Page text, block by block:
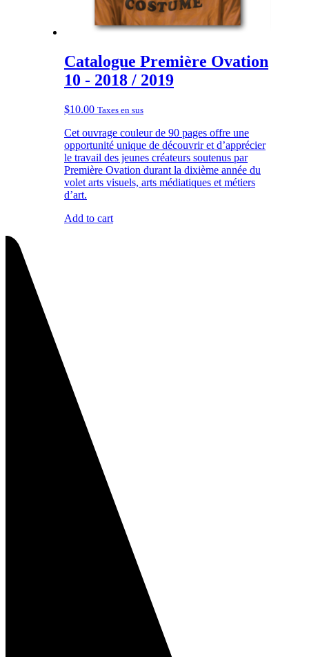
Catalogue Première Ovation
10 - 2018 / 2019
$10.00 Taxes en sus
Cet ouvrage couleur de 90 pages offre une
opportunité unique de découvrir et d’apprécier
le travail des jeunes créateurs soutenus par
Première Ovation durant la dixième année du
volet arts visuels, arts médiatiques et métiers
d’art.
Add to cart